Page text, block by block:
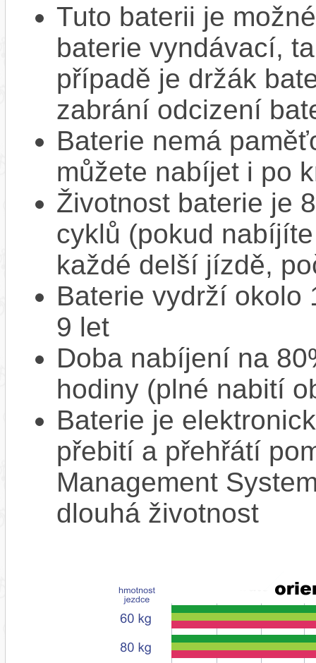
Tuto baterii je
baterie vyndávací,
případě je držák
zabrání odcizení
Baterie nemá
můžete nabíjet i po
Životnost baterie je
cyklů (pokud
každé delší jízdě,
Baterie vydrží okolo
9 let
Doba nabíjení na
hodiny (plné nabití
Baterie je
přebití a přehřátí
Management
dlouhá životnost